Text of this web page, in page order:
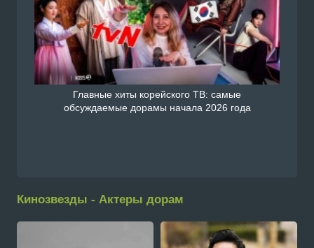
Главные хиты корейского ТВ: самые
обсуждаемые дорамы начала 2026 года
Кинозвезды - Актеры дорам